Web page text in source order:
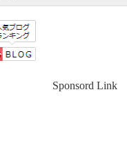
Sponsord Link